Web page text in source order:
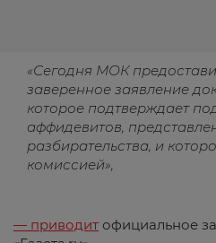
«Сегодня МОК
заверенное заявление
которое подтверждает
аффидевитов,
разбирательства, и
комиссией»,
— приводит официальное